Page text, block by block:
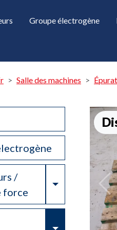
Groupe électrogène
Salle des machines
/
force
Toggle